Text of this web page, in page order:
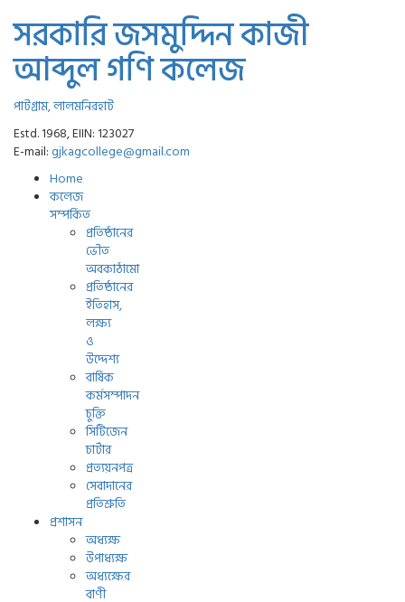
সরকারি জসমুদ্দিন কাজী
আব্দুল গণি কলেজ
পাটগ্রাম, লালমনিরহাট
Estd. 1968, EIIN: 123027
E-mail:gjkagcollege@gmail.com
Home
কলেজ
সম্পর্কিত
প্রতিষ্ঠানের
ভৌত
অবকাঠামো
প্রতিষ্ঠানের
ইতিহাস,
লক্ষ্য
ও
উদ্দেশ্য
বার্ষিক
কর্মসম্পাদন
চুক্তি
সিটিজেন
চার্টার
প্রত্যয়নপত্র
সেবাদানের
প্রতিশ্রুতি
প্রশাসন
অধ্যক্ষ
উপাধ্যক্ষ
অধ্যক্ষের
বাণী